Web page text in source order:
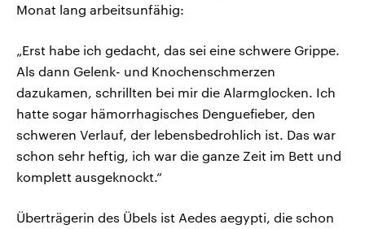
Monat lang arbeitsunfähig:
„Erst habe ich gedacht, das sei eine schwere Grippe.
Als dann Gelenk- und Knochenschmerzen
dazukamen, schrillten bei mir die Alarmglocken. Ich
hatte sogar hämorrhagisches Denguefieber, den
schweren Verlauf, der lebensbedrohlich ist. Das war
schon sehr heftig, ich war die ganze Zeit im Bett und
komplett ausgeknockt.“
Überträgerin des Übels ist Aedes aegypti, die schon